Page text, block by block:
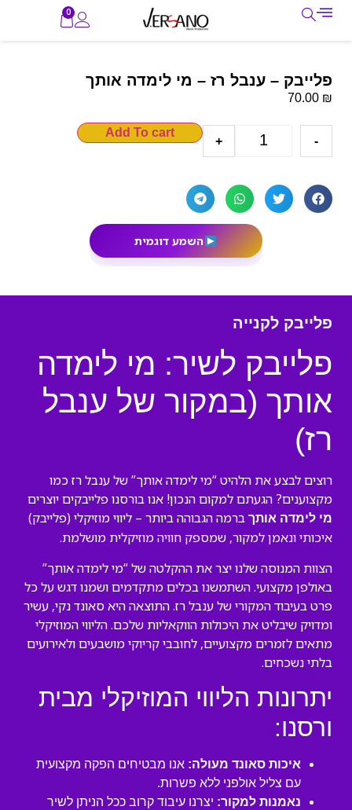
0
פלייבק – ענבל רז – מי לימדה אותך
70.00 ₪
-
+
Add To cart
השמע דוגמית
פלייבק לקנייה
פלייבק לשיר: מי לימדה
אותך (במקור של ענבל
רז)
רוצים לבצע את הלהיט “מי לימדה אותך” של ענבל רז כמו
מקצוענים? הגעתם למקום הנכון! אנו בורסנו פלייבקים יוצרים
מי לימדה אותך ברמה הגבוהה ביותר – ליווי מוזיקלי (פלייבק)
איכותי ונאמן למקור, שמספק חוויה מוזיקלית מושלמת.
הצוות המנוסה שלנו יצר את ההקלטה של “מי לימדה אותך”
באולפן מקצועי. השתמשנו בכלים מתקדמים ושמנו דגש על כל
פרט בעיבוד המקורי של ענבל רז. התוצאה היא סאונד נקי, עשיר
ומדויק שיבליט את היכולות הווקאליות שלכם. הליווי המוזיקלי
מתאים לזמרים מקצועיים, לחובבי קריוקי מושבעים ולאירועים
בלתי נשכחים.
יתרונות הליווי המוזיקלי מבית
ורסנו:
איכות סאונד מעולה: אנו מבטיחים הפקה מקצועית
עם צליל אולפני ללא פשרות.
נאמנות למקור: יצרנו עיבוד קרוב ככל הניתן לשיר